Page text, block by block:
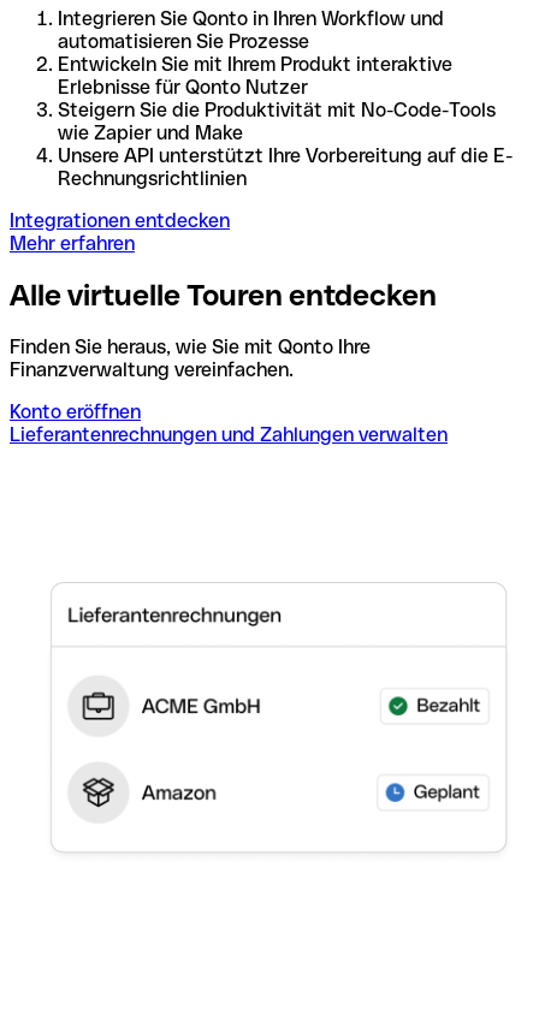
Integrieren Sie Qonto in Ihren Workflow und
automatisieren Sie Prozesse
Entwickeln Sie mit Ihrem Produkt interaktive
Erlebnisse für Qonto Nutzer
Steigern Sie die Produktivität mit No-Code-Tools
wie Zapier und Make
Unsere API unterstützt Ihre Vorbereitung auf die E-
Rechnungsrichtlinien
Integrationen entdecken
Mehr erfahren
Alle virtuelle Touren entdecken
Finden Sie heraus, wie Sie mit Qonto Ihre
Finanzverwaltung vereinfachen.
Konto eröffnen
Lieferantenrechnungen und Zahlungen verwalten